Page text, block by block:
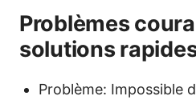
Problèmes
solutions
Problème: Impossible